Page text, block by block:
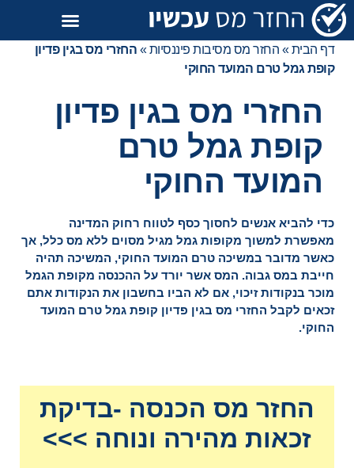
דף הבית» החזר מס מסיבות פיננסיות» החזרי מס בגין פדיון
קופת גמל טרם המועד החוקי
החזרי מס בגין פדיון
קופת גמל טרם
המועד החוקי
כדי להביא אנשים לחסוך כסף לטווח רחוק המדינה
מאפשרת למשוך מקופות גמל מגיל מסוים ללא מס כלל, אך
כאשר מדובר במשיכה טרם המועד החוקי, המשיכה תהיה
חייבת במס גבוה. המס אשר יורד על ההכנסה מקופת הגמל
מוכר בנקודות זיכוי, אם לא הביו בחשבון את הנקודות אתם
זכאים לקבל החזרי מס בגין פדיון קופת גמל טרם המועד
החוקי.
החזר מס הכנסה -בדיקת
זכאות מהירה ונוחה >>>